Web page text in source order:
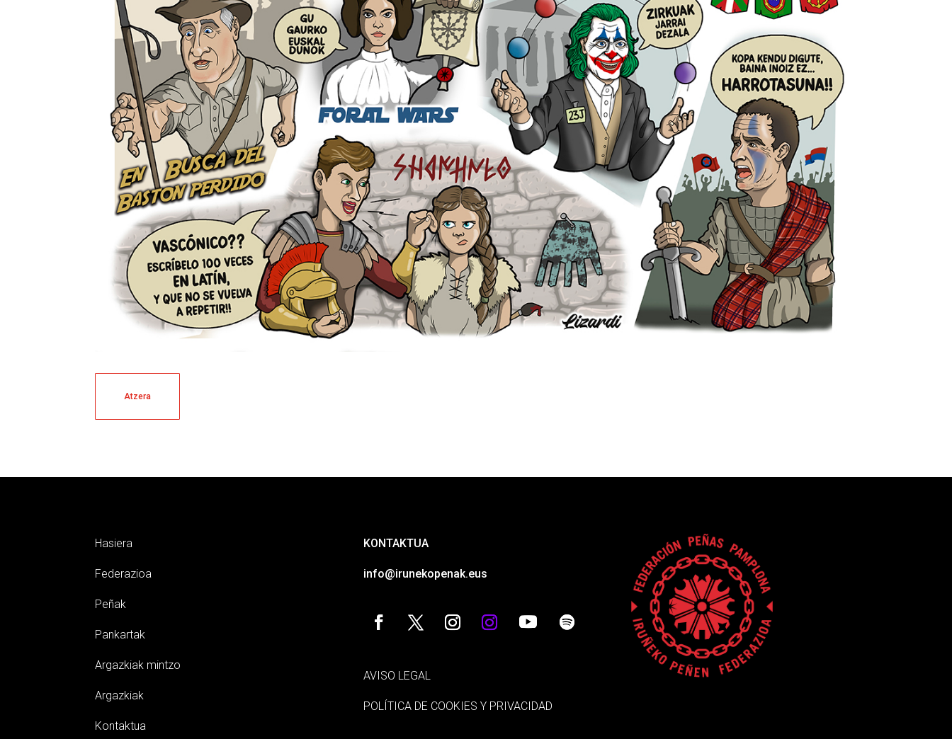
Atzera
Hasiera
Federazioa
Peñak
Pankartak
Argazkiak mintzo
Argazkiak
Kontaktua
KONTAKTUA
info@irunekopenak.eus
AVISO LEGAL
POLÍTICA DE COOKIES Y PRIVACIDAD